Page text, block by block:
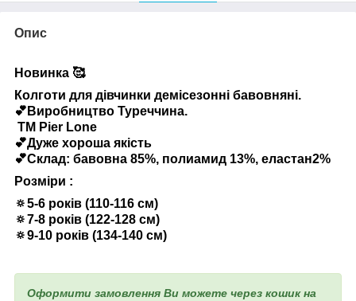
Опис
Новинка 🥰
Колготи для дівчинки демісезонні бавовняні.
💕Виробництво Туреччина.
ТМ Pier Lone
💕Дуже хороша якість
💕Склад: бавовна 85%, полиамид 13%, еластан2%
Розміри :
🔅5-6 років (110-116 см)
🔅7-8 років (122-128 см)
🔅9-10 років (134-140 см)
Оформити замовлення Ви можете через кошик на